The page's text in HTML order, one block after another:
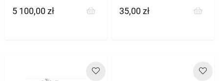
Cena
5 100,00 zł Cena
35,00 zł